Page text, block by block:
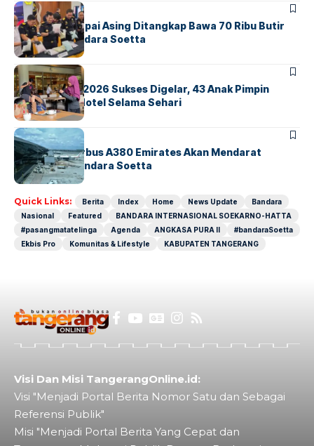
BANDARA BERITA
Kopilot Maskapai Asing Ditangkap Bawa 70 Ribu Butir
Ekstasi di Bandara Soetta
BERITAINDEX
GM For A Day 2026 Sukses Digelar, 43 Anak Pimpin
Operasional Hotel Selama Sehari
BANDARA BERITA
8 Agustus, Airbus A380 Emirates Akan Mendarat
Perdana di Bandara Soetta
Quick Links: Berita Index Home News Update
Bandara
Nasional
Featured
BANDARA INTERNASIONAL SOEKARNO-HATTA
#pasangmatatelinga
Agenda ANGKASA PURA II
#bandaraSoetta
Ekbis Pro
Komunitas & Lifestyle KABUPATEN TANGERANG
Visi Dan Misi TangerangOnline.id:
Visi "Menjadi Portal Berita Nomor Satu dan Sebagai
Referensi Publik"
Misi "Menjadi Portal Berita Yang Cepat dan